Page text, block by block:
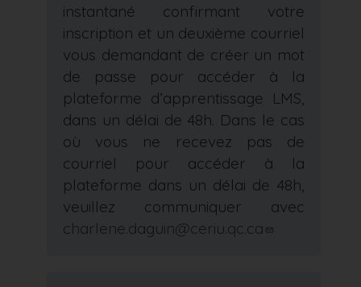
instantané confirmant votre
inscription et un deuxième courriel
vous demandant de créer un mot
de passe pour accéder à la
plateforme d’apprentissage LMS,
dans un délai de 48h. Dans le cas
où vous ne recevez pas de
courriel pour accéder à la
plateforme dans un délai de 48h,
veuillez communiquer avec
charlene.daguin@ceriu.qc.ca